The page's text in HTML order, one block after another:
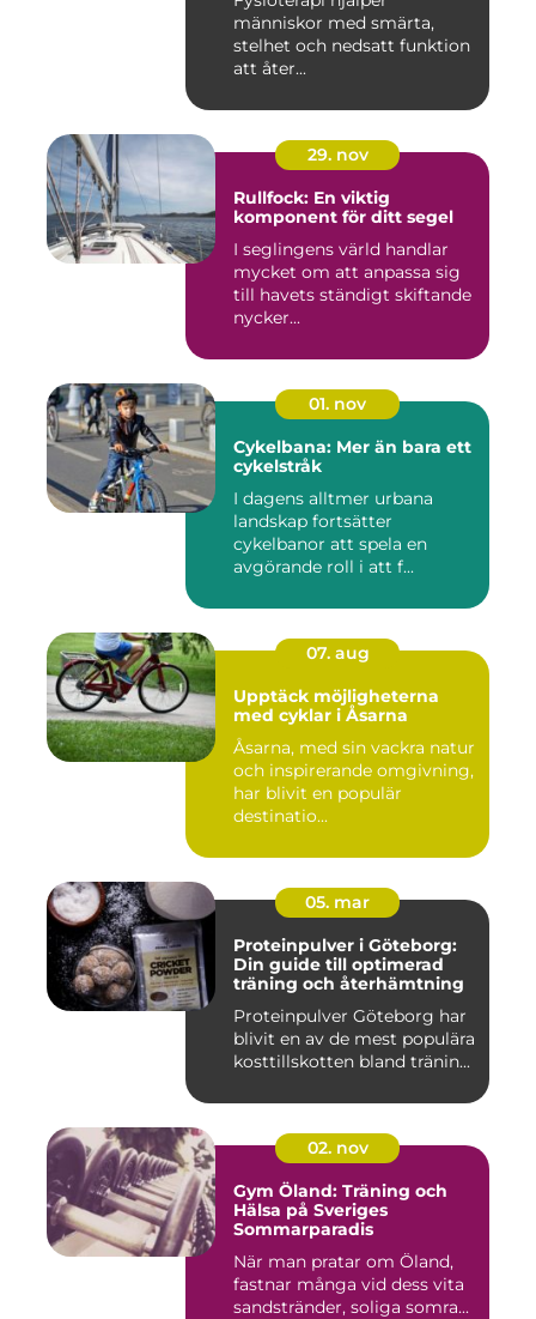
människor med smärta,
stelhet och nedsatt funktion
att åter...
29. nov
Rullfock: En viktig
komponent för ditt segel
I seglingens värld handlar
mycket om att anpassa sig
till havets ständigt skiftande
nycker...
01. nov
Cykelbana: Mer än bara ett
cykelstråk
I dagens alltmer urbana
landskap fortsätter
cykelbanor att spela en
avgörande roll i att f...
07. aug
Upptäck möjligheterna
med cyklar i Åsarna
Åsarna, med sin vackra natur
och inspirerande omgivning,
har blivit en populär
destinatio...
05. mar
Proteinpulver i Göteborg:
Din guide till optimerad
träning och återhämtning
Proteinpulver Göteborg har
blivit en av de mest populära
kosttillskotten bland tränin...
02. nov
Gym Öland: Träning och
Hälsa på Sveriges
Sommarparadis
När man pratar om Öland,
fastnar många vid dess vita
sandstränder, soliga somra...